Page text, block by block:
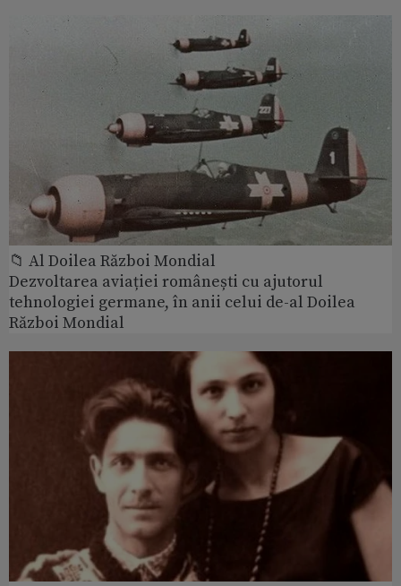
📁 Al Doilea Război Mondial
Dezvoltarea aviației românești cu ajutorul
tehnologiei germane, în anii celui de-al Doilea
Război Mondial